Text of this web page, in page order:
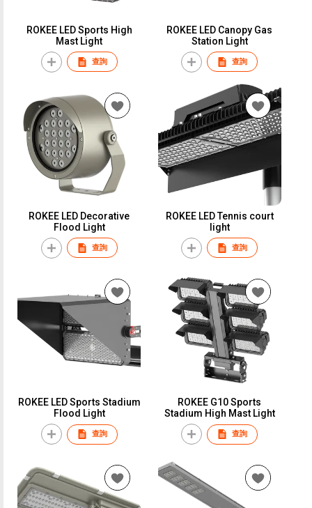
ROKEE LED Sports High
Mast Light
查詢
ROKEE LED Canopy Gas
Station Light
查詢
ROKEE LED Decorative
Flood Light
查詢
ROKEE LED Tennis court
light
查詢
ROKEE LED Sports Stadium
Flood Light
查詢
ROKEE G10 Sports
Stadium High Mast Light
查詢